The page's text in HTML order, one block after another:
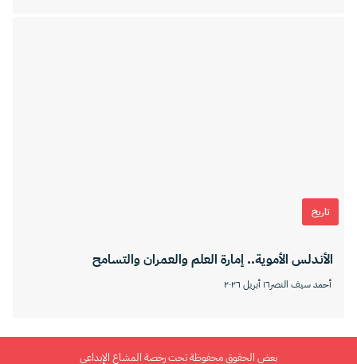
تاريخ
الأندلس الأموية.. إمارة العلم والعمران والتسامح
أحمد سيف النصر١٦ أبريل ٢٠٢٦
بعض الحقوق محفوظة تحت رخصة المشاع الإبداعي